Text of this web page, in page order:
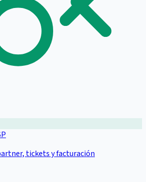
tickets y facturación